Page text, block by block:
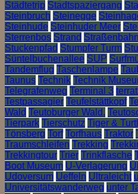
Städtetrip Stadtspaziergang
Steinbruch Steinegge
Steinhude Steinhuder Meer
Sterrenbos Strand Straßenbahn
Stuckenpfad Stumpfer Turm
Süntelbuchenallee SUP
Tandemflug Taschenlampe
Taunus Technik Technik
Telegrafenweg Terminal 3
Testpassagier Teufelstättkopf
Wald Teutoburger Wald.
Tierpark Tierschutz Tiger &
Tönsberg Torf Torfhaus Traktor
Traumschleifen Trekking
Trekkingtour Trier Trinkflasche
Boot Museum U-Verlagerung
Udoversum Ueffeln Ultraleicht
Universitätswanderweg unter